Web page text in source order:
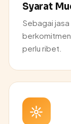
Syarat
Sebagai
perlu ribet.